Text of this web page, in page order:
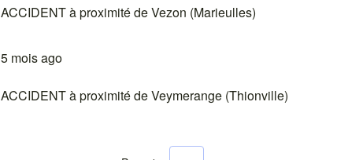
ACCIDENT à proximité de Vezon (Marieulles)
5 mois ago
ACCIDENT à proximité de Veymerange (Thionville)